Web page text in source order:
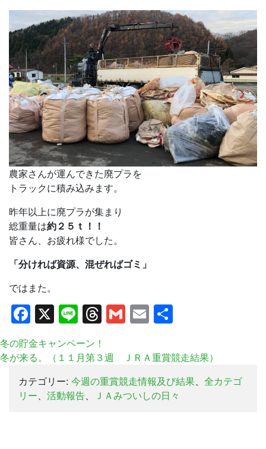
農家さんが運んできた廃プラを
トラックに積み込みます。
昨年以上に廃プラが集まり
総重量は約２５ｔ！！
皆さん、お疲れ様でした。
「分ければ資源、混ぜればゴミ」
ではまた。
Facebook
X LineThreads
Gmail
Email
冬の貯金キャンペーン！
冬が来る。（１１月第３週 ＪＲＡ重賞競走結果）
カテゴリー: 今週の重賞競走情報及び結果、 全カテゴ
リー、 活動報告、 ＪＡみついしの日々